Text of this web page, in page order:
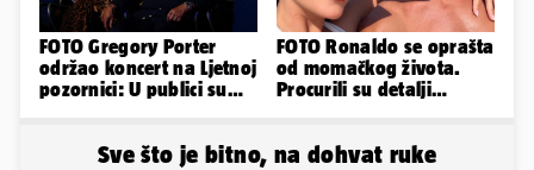
FOTO Gregory Porter
održao koncert na Ljetnoj
pozornici: U publici su
FOTO Ronaldo se oprašta
od momačkog života.
Procurili su detalji
Sve što je bitno, na dohvat ruke